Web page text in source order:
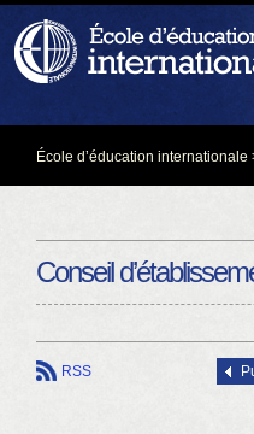
École d’éducation internationale
Conseil
RSS